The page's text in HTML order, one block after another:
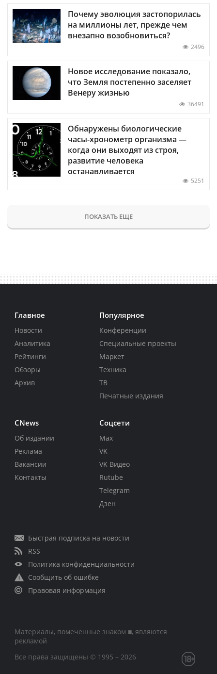
Почему эволюция застопорилась
на миллионы лет, прежде чем
внезапно возобновиться?
2496
Новое исследование показало,
что Земля постепенно заселяет
Венеру жизнью
36491
Обнаружены биологические
часы-хронометр организма —
когда они выходят из строя,
развитие человека
останавливается
5251
ПОКАЗАТЬ ЕЩЕ
Главное
Новости
Аналитика
Рейтинги
Обзоры
Архив
Популярное
Конференции
Специальные проекты
Маркет
Техника
ТВ
Печатные издания
CNews
Об издании
Реклама
Вакансии
Контакты
Соцсети
Max
VK
VK Видео
Rutube
Telegram
Дзен
Быстрая подписка на новости
RSS
Политика конфиденциальности
Сообщить об ошибке
Правовая информация
Материалы, помеченные знаком ■, являются
рекламой
Все права защищены © 1995 – 2026